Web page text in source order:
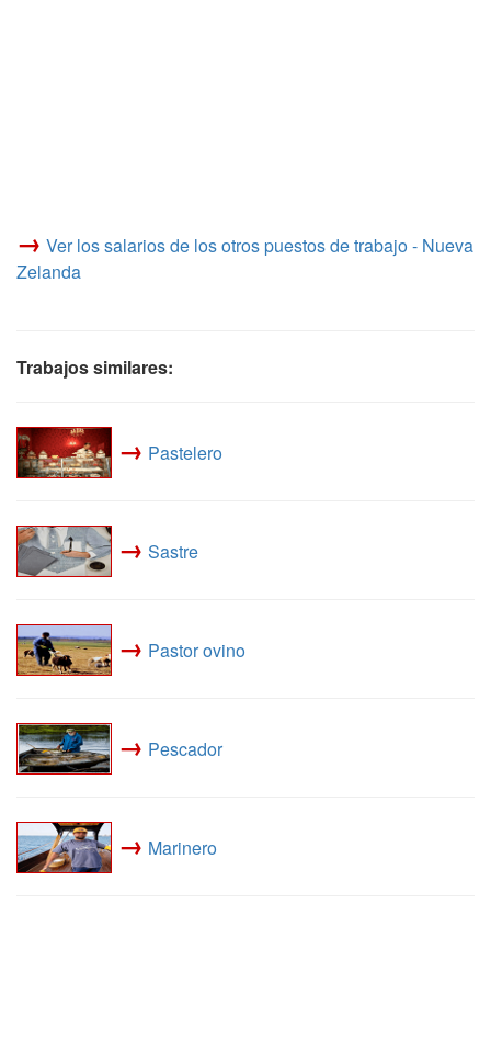
→ Ver los salarios de los otros puestos de trabajo - Nueva
Zelanda
Trabajos similares:
→ Pastelero
→ Sastre
→ Pastor ovino
→ Pescador
→ Marinero